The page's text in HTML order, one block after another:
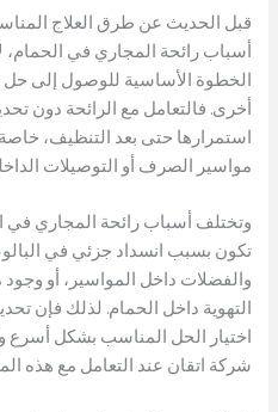
قبل الحديث عن طرق العلاج
أسباب رائحة المجاري في
الخطوة الأساسية للوصول إلى حل
أخرى. فالتعامل مع الرائحة دون
استمرارها حتى بعد التنظيف،
مواسير الصرف أو التوصيلات
وتختلف أسباب رائحة المجاري في
تكون بسبب انسداد جزئي في
والفضلات داخل المواسير، أو
التهوية داخل الحمام. لذلك فإن
اختيار الحل المناسب بشكل أسرع
شركة اتقان عند التعامل مع هذه